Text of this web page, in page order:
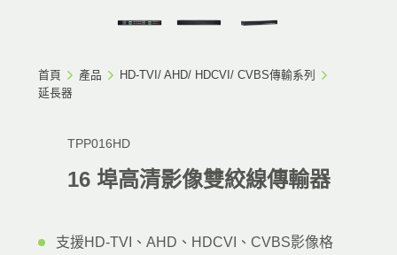
首頁 產品
HD-TVI/ AHD/ HDCVI/ CVBS傳輸系列
延長器
TPP016HD
16 埠高清影像雙絞線傳輸器
支援HD-TVI、AHD、HDCVI、CVBS影像格